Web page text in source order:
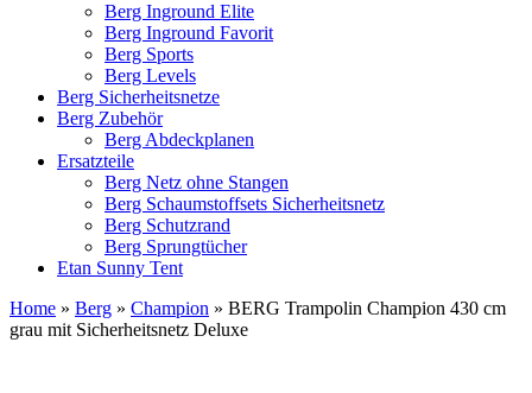
Berg Inground Elite
Berg Inground Favorit
Berg Sports
Berg Levels
Berg Sicherheitsnetze
Berg Zubehör
Berg Abdeckplanen
Ersatzteile
Berg Netz ohne Stangen
Berg Schaumstoffsets Sicherheitsnetz
Berg Schutzrand
Berg Sprungtücher
Etan Sunny Tent
Home » Berg » Champion » BERG Trampolin Champion 430 cm
grau mit Sicherheitsnetz Deluxe